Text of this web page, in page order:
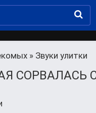
» Звуки улитки
СОРВАЛАСЬ